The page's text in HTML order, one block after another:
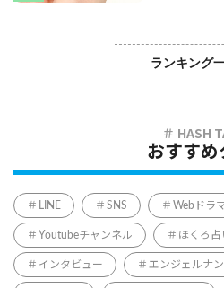
ランキング
おすすめ
LINE SNS Webドラ
Youtubeチャンネル ほくろ占
インタビュー エンジェルナ